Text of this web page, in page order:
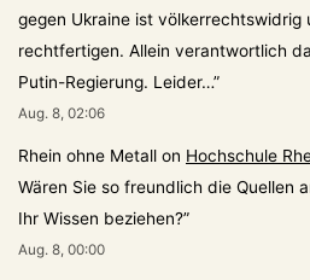
gegen Ukraine ist völkerrechtswidrig
rechtfertigen. Allein verantwortlich
Putin-Regierung. Leider…”
Aug. 8, 02:06
Rhein ohne Metall on Hochschule
Wären Sie so freundlich die Quellen
Ihr Wissen beziehen?”
Aug. 8, 00:00